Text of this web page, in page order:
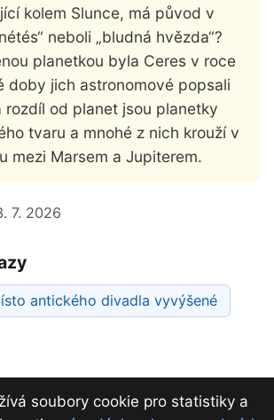
kolem Slunce, má původ v
neboli „bludná hvězda“?
planetkou byla Ceres v roce
doby jich astronomové popsali
rozdíl od planet jsou planetky
tvaru a mnohé z nich krouží v
mezi Marsem a Jupiterem.
7. 2026
antického divadla vyvýšené
soubory cookie pro statistiky a